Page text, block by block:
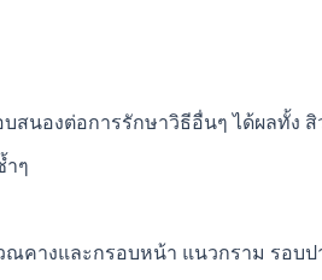
บสนองต่อการรักษาวิธีอื่นๆ ได้ผลทั้ง
ำๆ
ณคางและกรอบหน้า แนวกราม รอบป